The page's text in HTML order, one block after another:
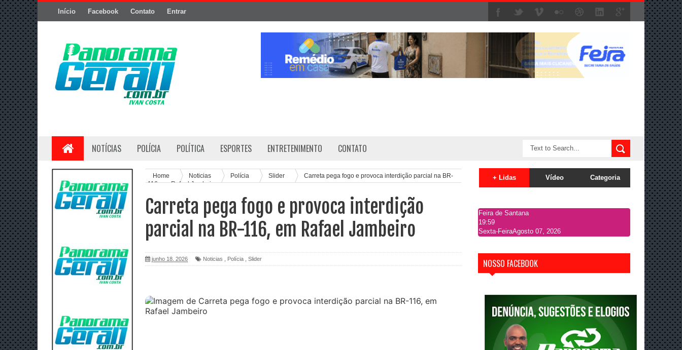
Início Facebook Contato Entrar
NOTÍCIAS POLÍCIA POLÍTICA ESPORTES ENTRETENIMENTO CONTATO
Home Noticias Polícia Slider
Carreta pega fogo e provoca interdição parcial na BR-
116, em Rafael Jambeiro
Carreta pega fogo e provoca interdição
parcial na BR-116, em Rafael Jambeiro
junho 18, 2026 Noticias Polícia Slider
+ Lidas Vídeo Categoria
Feira de Santana
19:59
Sexta-FeiraAgosto 07, 2026
NOSSO FACEBOOK